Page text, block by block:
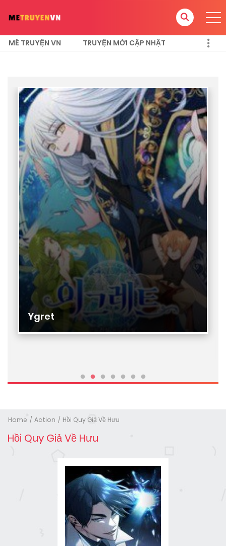
MÊ TRUYỆN VN TRUYỆN MỚI CẬP NHẬT
Ygret
Home Action Hồi Quy Giả Về Hưu
Hồi Quy Giả Về Hưu